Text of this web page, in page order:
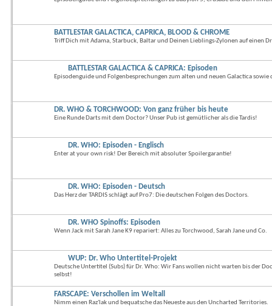
BATTLESTAR GALACTICA, CAPRICA, BLOOD & CHROME
Triff Dich mit Adama, Starbuck, Baltar und Deinen Lieblings-Zylonen auf einen
BATTLESTAR GALACTICA & CAPRICA: Episoden
Episodenguide und Folgenbesprechungen zum alten und neuen Galactica sowie
DR. WHO & TORCHWOOD: Von ganz früher bis heute
Eine Runde Darts mit dem Doctor? Unser Pub ist gemütlicher als die Tardis!
DR. WHO: Episoden - Englisch
Enter at your own risk! Der Bereich mit absoluter Spoilergarantie!
DR. WHO: Episoden - Deutsch
Das Herz der TARDIS schlägt auf Pro7: Die deutschen Folgen des Doctors.
DR. WHO Spinoffs: Episoden
Wenn Jack mit Sarah Jane K9 repariert: Alles zu Torchwood, Sarah Jane und Co.
WUP: Dr. Who Untertitel-Projekt
Deutsche Untertitel (Subs) für Dr. Who: Wir Fans wollen nicht warten bis der
selbst!
FARSCAPE: Verschollen im Weltall
Nimm einen Raz'lak und bequatsche das Neueste aus den Uncharted Territories.